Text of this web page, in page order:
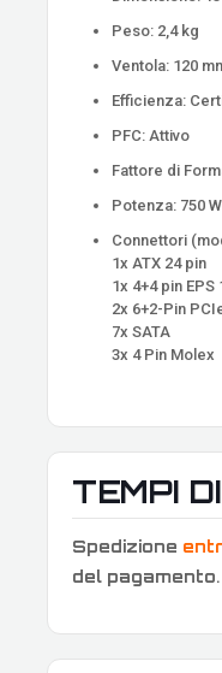
Peso: 2,4 kg
Ventola: 120
Efficienza:
PFC: Attivo
Fattore di
Potenza: 750
Connettori
1x ATX 24 pin
1x 4+4 pin EPS
2x 6+2-Pin
7x SATA
3x 4 Pin Molex
TEMPI
Spedizione
del pagamento.